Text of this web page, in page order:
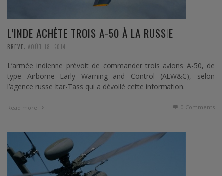
L’INDE ACHÈTE TROIS A-50 À LA RUSSIE
BREVE AOÛT 18, 2014
L’armée indienne prévoit de commander trois avions A-50, de
type Airborne Early Warning and Control (AEW&C), selon
l’agence russe Itar-Tass qui a dévoilé cette information.
Read more 0 Comments